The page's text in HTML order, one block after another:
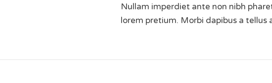
Nullam imperdiet ante non nibh
lorem pretium. Morbi dapibus a tellus